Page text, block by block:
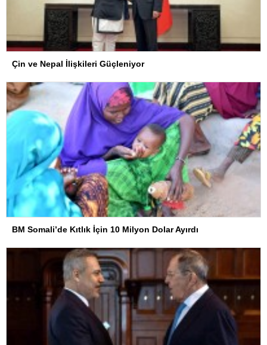
Çin ve Nepal İlişkileri Güçleniyor
BM Somali’de Kıtlık İçin 10 Milyon Dolar Ayırdı